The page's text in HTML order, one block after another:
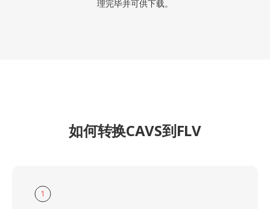
理完毕并可供下载。
如何转换CAVS到FLV
1